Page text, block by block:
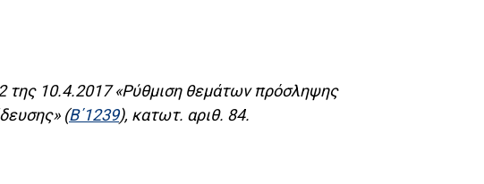
της 10.4.2017 «Ρύθμιση θεμάτων πρόσληψης
(Β΄1239), κατωτ. αριθ. 84.